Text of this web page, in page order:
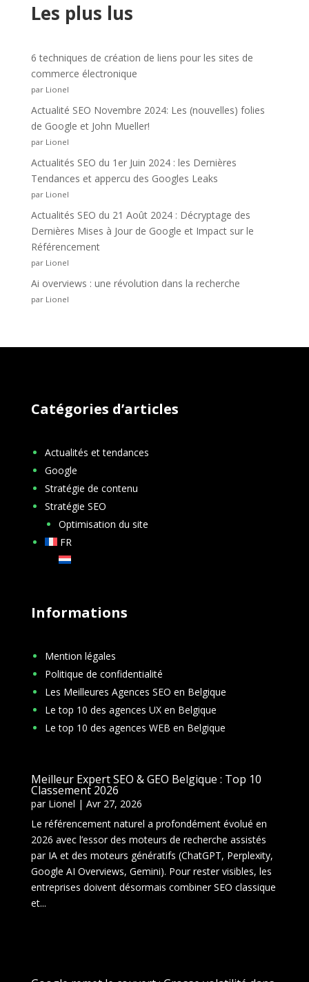
Les plus lus
6 techniques de création de liens pour les sites de
commerce électronique
par Lionel
Actualité SEO Novembre 2024: Les (nouvelles) folies
de Google et John Mueller!
par Lionel
Actualités SEO du 1er Juin 2024 : les Dernières
Tendances et appercu des Googles Leaks
par Lionel
Actualités SEO du 21 Août 2024 : Décryptage des
Dernières Mises à Jour de Google et Impact sur le
Référencement
par Lionel
Ai overviews : une révolution dans la recherche
par Lionel
Catégories d’articles
Actualités et tendances
Google
Stratégie de contenu
Stratégie SEO
Optimisation du site
FR
Informations
Mention légales
Politique de confidentialité
Les Meilleures Agences SEO en Belgique
Le top 10 des agences UX en Belgique
Le top 10 des agences WEB en Belgique
Meilleur Expert SEO & GEO Belgique : Top 10
Classement 2026
par Lionel | Avr 27, 2026
Le référencement naturel a profondément évolué en
2026 avec l’essor des moteurs de recherche assistés
par IA et des moteurs génératifs (ChatGPT, Perplexity,
Google AI Overviews, Gemini). Pour rester visibles, les
entreprises doivent désormais combiner SEO classique
et...